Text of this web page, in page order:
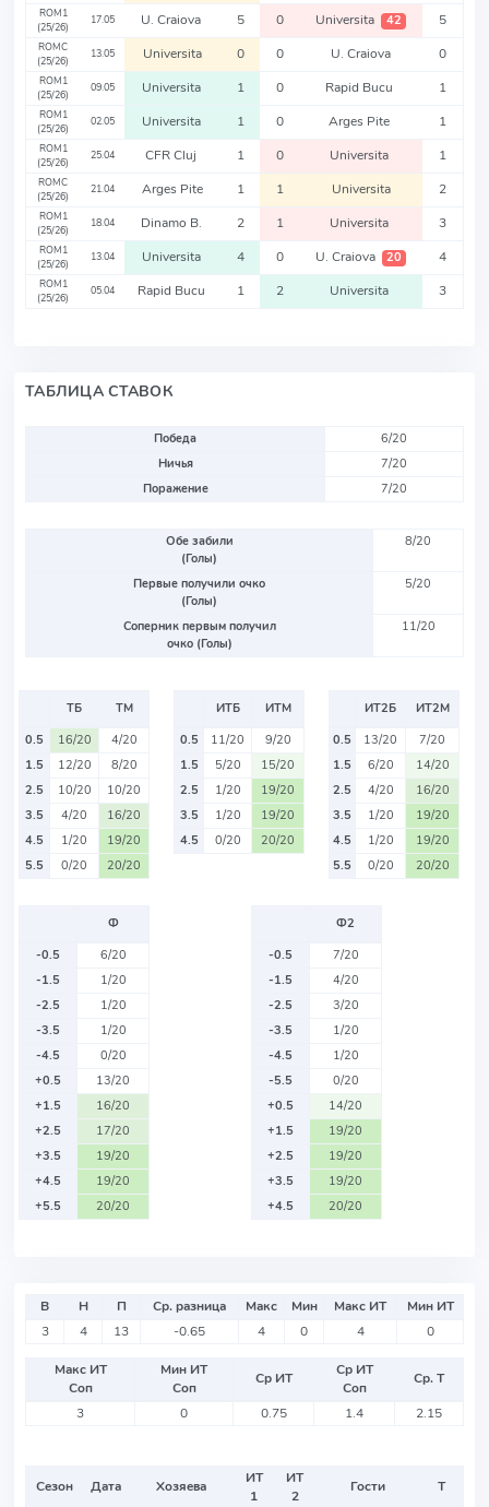
ROM1
(25/26)
17.05 U. Craiova 5 0 Universita 42 5
ROMC
(25/26)
13.05 Universita 0 0 U. Craiova 0
ROM1
(25/26)
09.05 Universita 1 0 Rapid Bucu 1
ROM1
(25/26)
02.05 Universita 1 0 Arges Pite 1
ROM1
(25/26)
25.04 CFR Cluj 1 0 Universita 1
ROMC
(25/26)
21.04 Arges Pite 1 1 Universita 2
ROM1
(25/26)
18.04 Dinamo B. 2 1 Universita 3
ROM1
(25/26)
13.04 Universita 4 0 U. Craiova 20 4
ROM1
(25/26)
05.04 Rapid Bucu 1 2 Universita 3
ТАБЛИЦА СТАВОК
Победа
6/20
Ничья
7/20
Поражение
7/20
Обе забили
(Голы)
8/20
Первые получили очко
(Голы)
5/20
Соперник первым получил
очко (Голы)
11/20
ТБ
ТМ
0.5
16/20
4/20
1.5
12/20
8/20
2.5
10/20
10/20
3.5
4/20
16/20
4.5
1/20
19/20
5.5
0/20 20/20
ИТБ
ИТМ
0.5
11/20
9/20
1.5
5/20
15/20
2.5
1/20
19/20
3.5
1/20
19/20
4.5
0/20 20/20
ИТ2Б
ИТ2М
0.5
13/20
7/20
1.5
6/20
14/20
2.5
4/20
16/20
3.5
1/20
19/20
4.5
1/20
19/20
5.5
0/20 20/20
Ф
-0.5
6/20
-1.5
1/20
-2.5
1/20
-3.5
1/20
-4.5
0/20
+0.5
13/20
+1.5
16/20
+2.5
17/20
+3.5
19/20
+4.5
19/20
+5.5
20/20
Ф2
-0.5
7/20
-1.5
4/20
-2.5
3/20
-3.5
1/20
-4.5
1/20
-5.5
0/20
+0.5
14/20
+1.5
19/20
+2.5
19/20
+3.5
19/20
+4.5
20/20
В Н П Ср. разница Макс Мин Макс ИТ
Мин ИТ
3
4 13 -0.65 4 0 4 0
Макс ИТ
Соп
Мин ИТ
Соп
Ср ИТ
Ср ИТ
Соп
Ср. Т
3
0 0.75 1.4 2.15
Сезон Дата Хозяева
ИТ
1
ИТ
2
Гости Т